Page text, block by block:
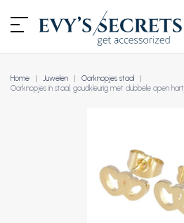
Home Juwelen
Oorknopjes staal
Oorknopjes in staal, goudkleurig met dubbele open